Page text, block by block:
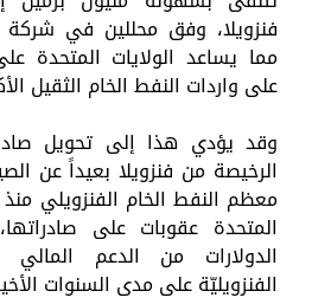
مما يساعد الولايات المتحدة
على واردات النفط الخام الثقيل
وقد يؤدي هذا إلى تحويل
الرخيصة من فنزويلا بعيداً عن
معظم النفط الخام الفنزويلي
المتحدة عقوبات على
الدولارات من الدعم المالي
الفنزويليّة على مدى السنوات